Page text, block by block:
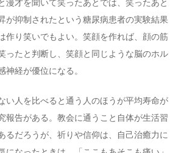
漫才を聞いて笑ったあとでは、笑ったあと
が抑制されたという糖尿病患者の実験結果
作り笑いでもよい。笑顔を作れば、顔の筋
ったと判断し、笑顔と同じような脳のホル
神経が優位になる。
い人を比べると通う人のほうが平均寿命が
報告がある。教会に通うこと自体が生活習
るだろうが、祈りや信仰は、自己治癒力に